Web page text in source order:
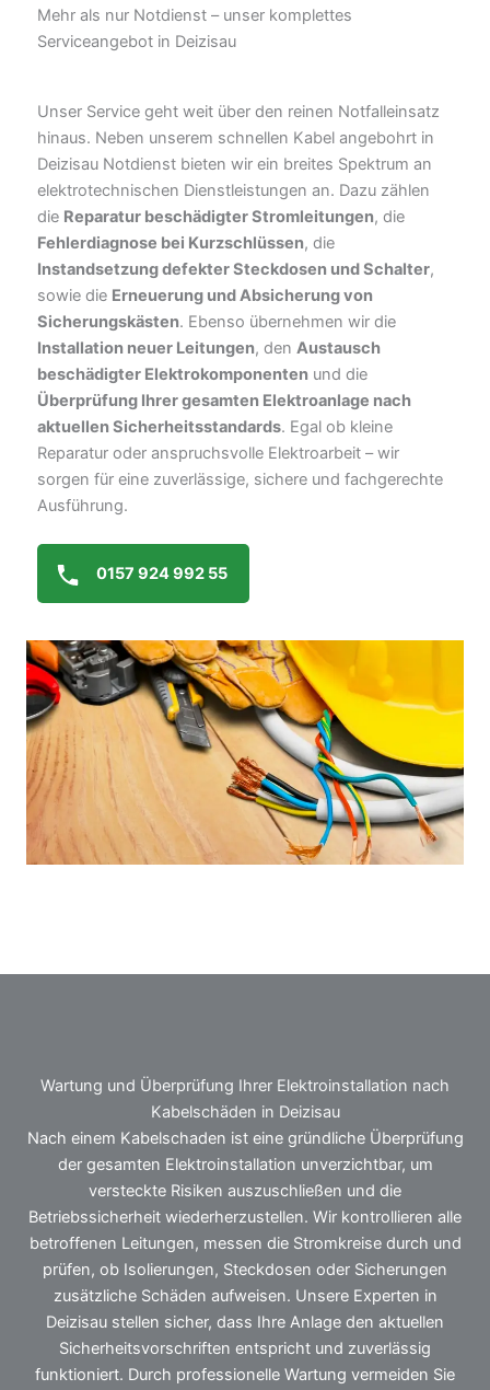
Mehr als nur Notdienst – unser komplettes
Serviceangebot in Deizisau
Unser Service geht weit über den reinen Notfalleinsatz
hinaus. Neben unserem schnellen Kabel angebohrt in
Deizisau Notdienst bieten wir ein breites Spektrum an
elektrotechnischen Dienstleistungen an. Dazu zählen
die Reparatur beschädigter Stromleitungen, die
Fehlerdiagnose bei Kurzschlüssen, die
Instandsetzung defekter Steckdosen und Schalter,
sowie die Erneuerung und Absicherung von
Sicherungskästen. Ebenso übernehmen wir die
Installation neuer Leitungen, den Austausch
beschädigter Elektrokomponenten und die
Überprüfung Ihrer gesamten Elektroanlage nach
aktuellen Sicherheitsstandards. Egal ob kleine
Reparatur oder anspruchsvolle Elektroarbeit – wir
sorgen für eine zuverlässige, sichere und fachgerechte
Ausführung.
0157 924 992 55
Wartung und Überprüfung Ihrer Elektroinstallation nach
Kabelschäden in Deizisau
Nach einem Kabelschaden ist eine gründliche Überprüfung
der gesamten Elektroinstallation unverzichtbar, um
versteckte Risiken auszuschließen und die
Betriebssicherheit wiederherzustellen. Wir kontrollieren alle
betroffenen Leitungen, messen die Stromkreise durch und
prüfen, ob Isolierungen, Steckdosen oder Sicherungen
zusätzliche Schäden aufweisen. Unsere Experten in
Deizisau stellen sicher, dass Ihre Anlage den aktuellen
Sicherheitsvorschriften entspricht und zuverlässig
funktioniert. Durch professionelle Wartung vermeiden Sie